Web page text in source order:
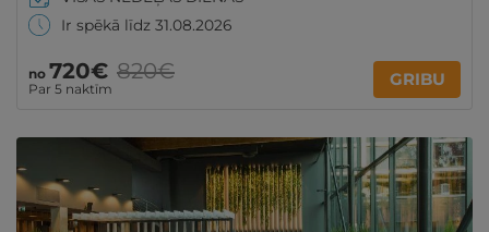
Ir spēkā līdz 31.08.2026
no 720€
Par 5 naktīm
820€ GRIBU